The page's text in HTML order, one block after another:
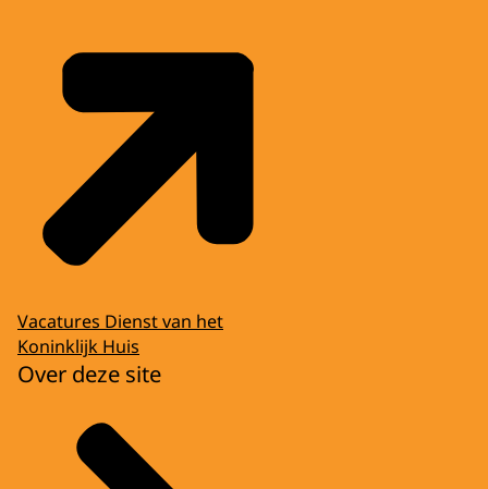
Vacatures Dienst van het
Koninklijk Huis
Over deze site